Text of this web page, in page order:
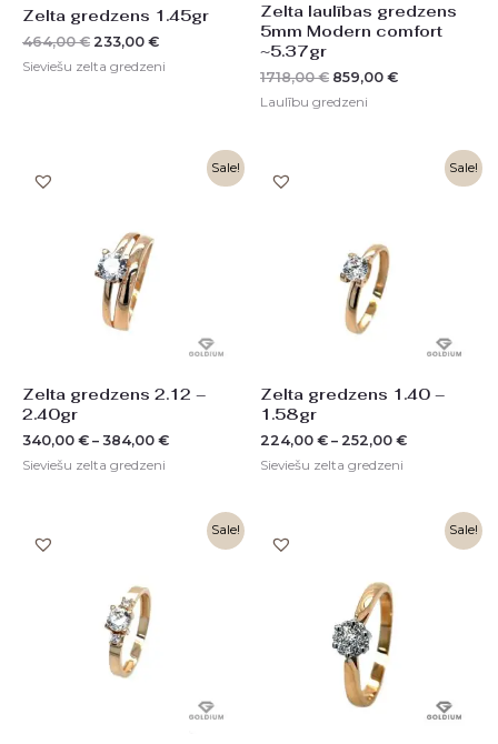
Zelta gredzens 1.45gr
464,00€ 233,00 €
Sieviešu zelta gredzeni
Zelta laulības gredzens
5mm Modern comfort
~5.37gr
1718,00€ 859,00 €
Laulību gredzeni
Sale!
Zelta gredzens 2.12 –
2.40gr
340,00 € – 384,00 €
Sieviešu zelta gredzeni
Sale!
Zelta gredzens 1.40 –
1.58gr
224,00 € – 252,00 €
Sieviešu zelta gredzeni
Sale! Sale!
1378,00 €.
Current